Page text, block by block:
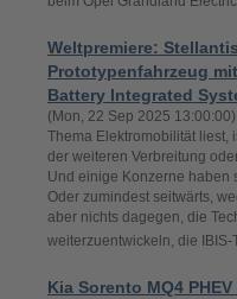
Weltpremiere:
Prototypenfahrzeug
Battery Integrated
(Mon, 22 Sep 2025
Thema Elektromobilität liest,
der weiteren Verbreitung
Und einige Konzerne haben
Oder zumindest seitwärts,
aber nichts dagegen, die
weiterzuentwickeln, die IBIS-
Kia Sorento MQ4 PHEV